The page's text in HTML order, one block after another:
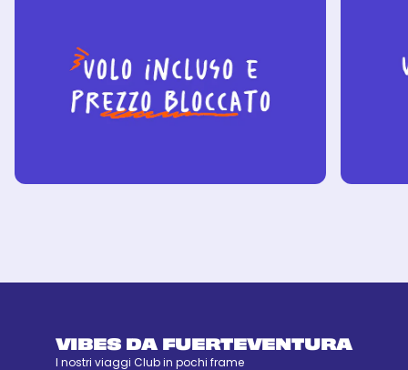
VIBES DA FUERTEVENTURA
I nostri viaggi Club in pochi frame